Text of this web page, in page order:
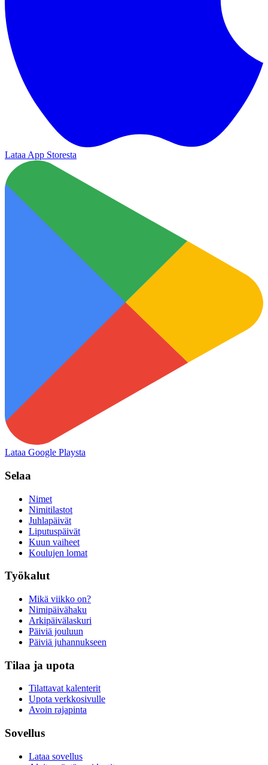
Lataa App Storesta
Lataa Google Playsta
Selaa
Nimet
Nimitilastot
Juhlapäivät
Liputuspäivät
Kuun vaiheet
Koulujen lomat
Työkalut
Mikä viikko on?
Nimipäivähaku
Arkipäivälaskuri
Päiviä jouluun
Päiviä juhannukseen
Tilaa ja upota
Tilattavat kalenterit
Upota verkkosivulle
Avoin rajapinta
Sovellus
Lataa sovellus